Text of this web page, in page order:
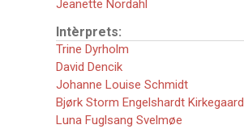
Jeanette Nordahl
Intèrprets:
Trine Dyrholm
David Dencik
Johanne Louise Schmidt
Bjørk Storm Engelshardt Kirkegaard
Luna Fuglsang Svelmøe